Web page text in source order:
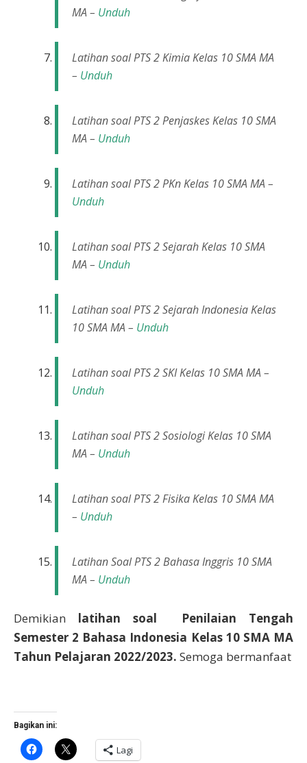
MA – Unduh
Latihan soal PTS 2 Kimia Kelas 10 SMA MA
– Unduh
Latihan soal PTS 2 Penjaskes Kelas 10 SMA
MA – Unduh
Latihan soal PTS 2 PKn Kelas 10 SMA MA –
Unduh
Latihan soal PTS 2 Sejarah Kelas 10 SMA
MA – Unduh
Latihan soal PTS 2 Sejarah Indonesia Kelas
10 SMA MA – Unduh
Latihan soal PTS 2 SKI Kelas 10 SMA MA –
Unduh
Latihan soal PTS 2 Sosiologi Kelas 10 SMA
MA – Unduh
Latihan soal PTS 2 Fisika Kelas 10 SMA MA
– Unduh
Latihan Soal PTS 2 Bahasa Inggris 10 SMA
MA – Unduh
Demikian latihan soal Penilaian Tengah
Semester 2 Bahasa Indonesia Kelas 10 SMA MA
Tahun Pelajaran 2022/2023. Semoga bermanfaat
Bagikan ini:
Klik
untuk
Klik
untuk Lagi